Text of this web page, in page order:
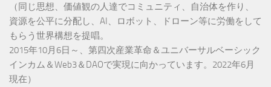
（同じ思想、価値観の人達でコミュニティ、自治体を作り、
資源を公平に分配し、AI、ロボット、ドローン等に労働をして
もらう世界構想を提唱。
2015年10月6日～、第四次産業革命＆ユニバーサルベーシック
インカム＆Web3＆DAOで実現に向かっています。2022年6月
現在）